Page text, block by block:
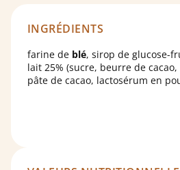
INGRÉDIENTS
farine de blé, sirop de glucose-
lait 25% (sucre, beurre de cacao,
pâte de cacao, lactosérum en